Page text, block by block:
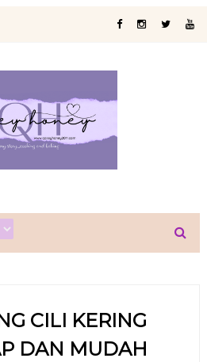
CILI KERING
DAN MUDAH